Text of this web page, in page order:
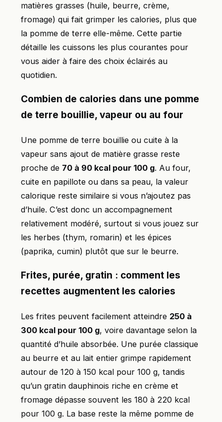
matières grasses (huile, beurre, crème,
fromage) qui fait grimper les calories, plus que
la pomme de terre elle-même. Cette partie
détaille les cuissons les plus courantes pour
vous aider à faire des choix éclairés au
quotidien.
Combien de calories dans une pomme
de terre bouillie, vapeur ou au four
Une pomme de terre bouillie ou cuite à la
vapeur sans ajout de matière grasse reste
proche de 70 à 90 kcal pour 100 g. Au four,
cuite en papillote ou dans sa peau, la valeur
calorique reste similaire si vous n’ajoutez pas
d’huile. C’est donc un accompagnement
relativement modéré, surtout si vous jouez sur
les herbes (thym, romarin) et les épices
(paprika, cumin) plutôt que sur le beurre.
Frites, purée, gratin : comment les
recettes augmentent les calories
Les frites peuvent facilement atteindre 250 à
300 kcal pour 100 g, voire davantage selon la
quantité d’huile absorbée. Une purée classique
au beurre et au lait entier grimpe rapidement
autour de 120 à 150 kcal pour 100 g, tandis
qu’un gratin dauphinois riche en crème et
fromage dépasse souvent les 180 à 220 kcal
pour 100 g. La base reste la même pomme de